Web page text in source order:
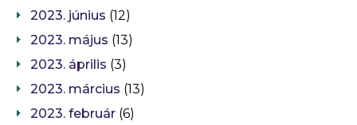
2023. június (12)
2023. május (13)
2023. április (3)
2023. március (13)
2023. február (6)